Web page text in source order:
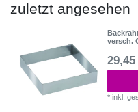
zuletzt angesehen
versch.
*inkl.